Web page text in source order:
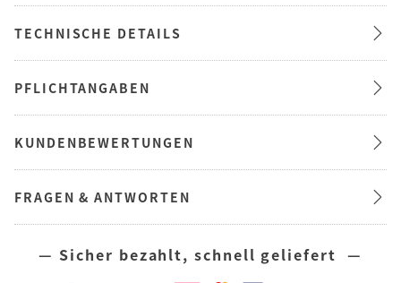
TECHNISCHE DETAILS
PFLICHTANGABEN
KUNDENBEWERTUNGEN
FRAGEN & ANTWORTEN
— Sicher bezahlt, schnell geliefert —